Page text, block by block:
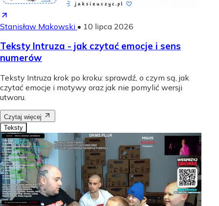
Stanisław Makowski • 10 lipca 2026
Teksty Intruza - jak czytać emocje i sens
numerów
Teksty Intruza krok po kroku: sprawdź, o czym są, jak
czytać emocje i motywy oraz jak nie pomylić wersji
utworu.
Czytaj więcej
Teksty